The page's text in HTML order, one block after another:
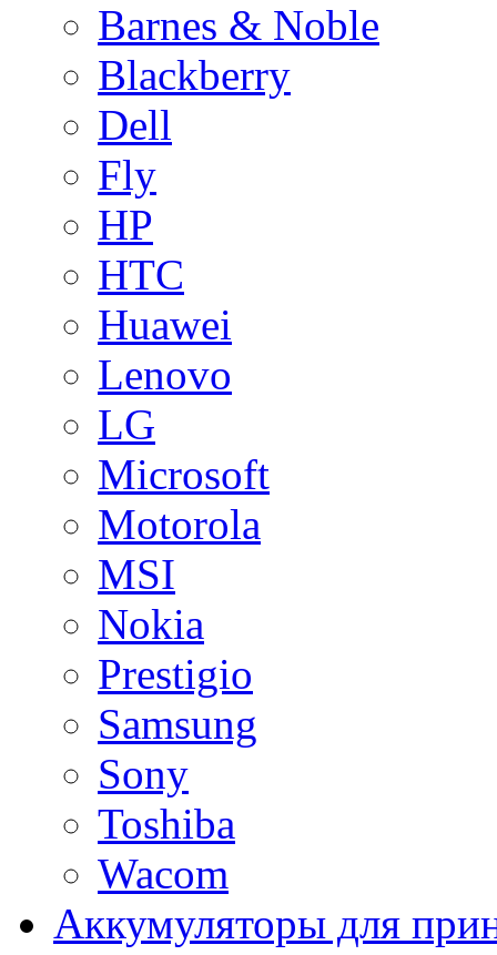
Barnes & Noble
Blackberry
Dell
Fly
HP
HTC
Huawei
Lenovo
LG
Microsoft
Motorola
MSI
Nokia
Prestigio
Samsung
Sony
Toshiba
Wacom
Аккумуляторы для